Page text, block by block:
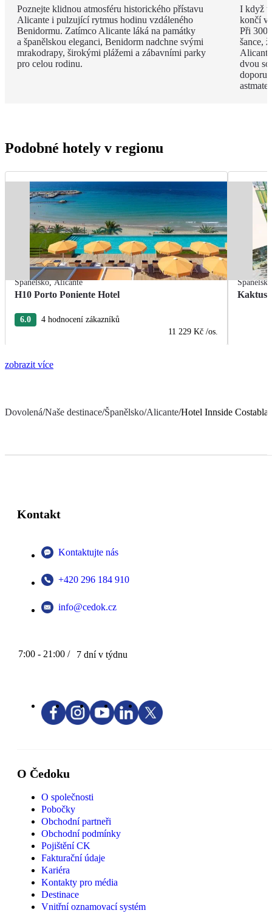
Poznejte klidnou atmosféru historického přístavu
Alicante i pulzující rytmus hodinu vzdáleného
Benidormu. Zatímco Alicante láká na památky
a španělskou eleganci, Benidorm nadchne svými
mrakodrapy, širokými plážemi a zábavními parky
pro celou rodinu.
I když
končí v
Při 300
šance,
dvou
Podobné hotely v regionu
Španělsko,Alicante
H10 Porto Poniente Hotel
6.0
4 hodnocení zákazníků
11 229 Kč /os.
Španělsko
Kaktus
zobrazit více
Dovolená/Naše destinace/Španělsko/Alicante/Hotel Innside
Kontakt
Kontaktujte nás
+420 296 184 910
info@cedok.cz
7:00 - 21:00 / 7 dní v týdnu
O Čedoku
O společnosti
Pobočky
Obchodní partneři
Obchodní podmínky
Pojištění CK
Fakturační údaje
Kariéra
Kontakty pro média
Destinace
Vnitřní oznamovací systém